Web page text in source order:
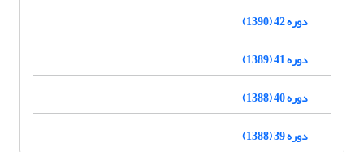
دوره 42 (1390)
دوره 41 (1389)
دوره 40 (1388)
دوره 39 (1388)